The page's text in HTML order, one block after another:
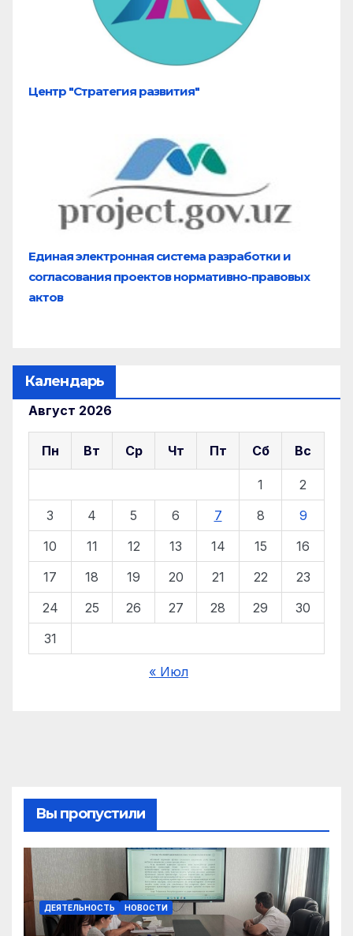
Центр "Стратегия развития"
Единая электронная система разработки и
согласования проектов нормативно-правовых
актов
Календарь
Август 2026
Пн Вт Ср Чт Пт Сб Вс
1
2
3
4 5 6 7 8
9
10
11 12 13 14 15
16
17
18 19 20 21 22
23
24
25 26 27 28 29
30
31
« Июл
Вы пропустили
ДЕЯТЕЛЬНОСТЬ НОВОСТИ